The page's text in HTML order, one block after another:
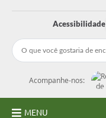
Acessibilidade
Acompanhe-nos:
MENU